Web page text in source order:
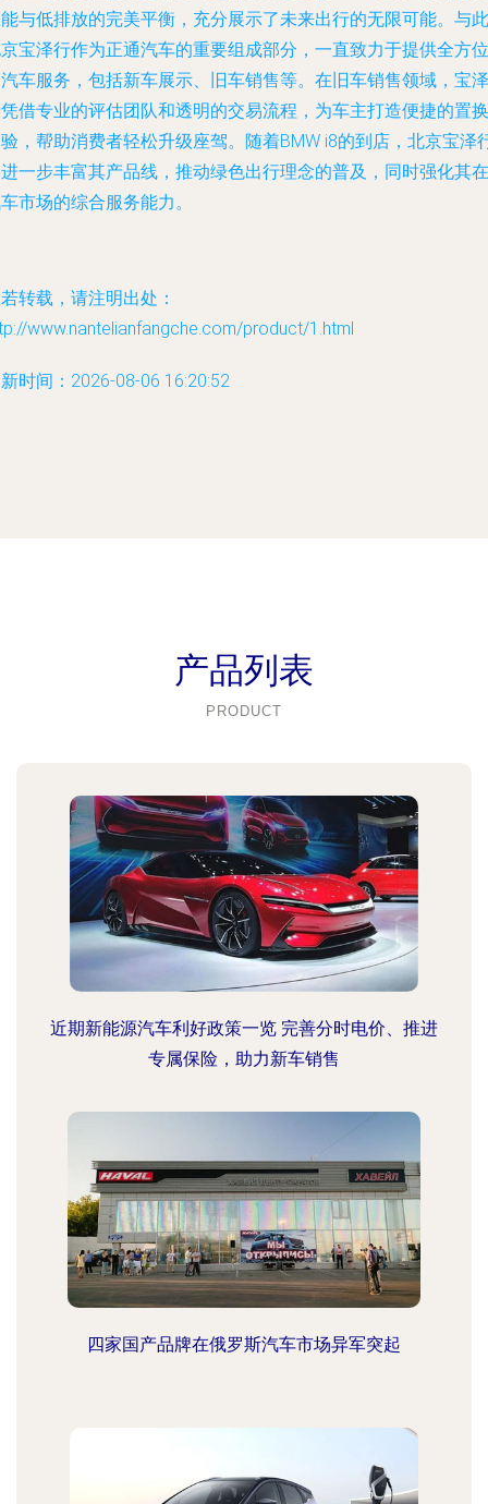
与低排放的完美平衡，充分展示了未来出行的无限可能。与此
宝泽行作为正通汽车的重要组成部分，一直致力于提供全方位
车服务，包括新车展示、旧车销售等。在旧车销售领域，宝泽
借专业的评估团队和透明的交易流程，为车主打造便捷的置换
，帮助消费者轻松升级座驾。随着BMW i8的到店，北京宝泽
一步丰富其产品线，推动绿色出行理念的普及，同时强化其在
市场的综合服务能力。
转载，请注明出处：
www.nantelianfangche.com/product/1.html
时间：2026-08-06 16:20:52
产品列表
PRODUCT
近期新能源汽车利好政策一览 完善分时电价、推进
专属保险，助力新车销售
四家国产品牌在俄罗斯汽车市场异军突起